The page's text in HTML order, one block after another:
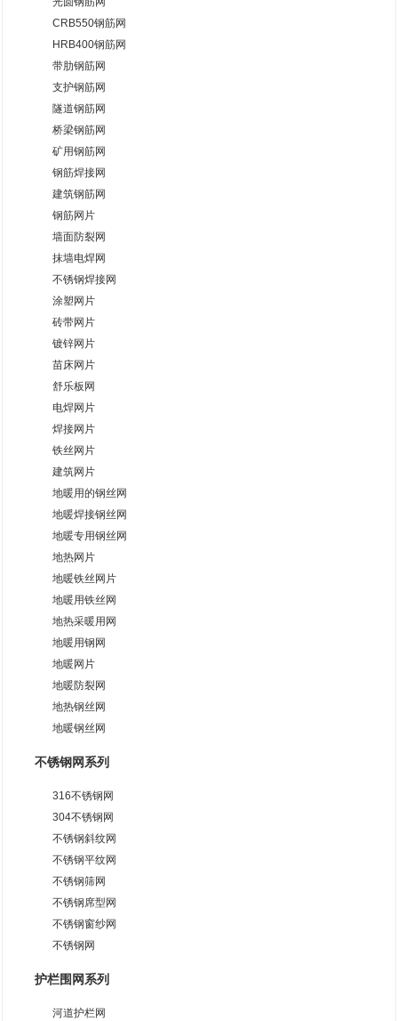
CRB550钢筋网
HRB400钢筋网
带肋钢筋网
支护钢筋网
隧道钢筋网
桥梁钢筋网
矿用钢筋网
钢筋焊接网
建筑钢筋网
钢筋网片
墙面防裂网
抹墙电焊网
不锈钢焊接网
涂塑网片
砖带网片
镀锌网片
苗床网片
舒乐板网
电焊网片
焊接网片
铁丝网片
建筑网片
地暖用的钢丝网
地暖焊接钢丝网
地暖专用钢丝网
地热网片
地暖铁丝网片
地暖用铁丝网
地热采暖用网
地暖用钢网
地暖网片
地暖防裂网
地热钢丝网
地暖钢丝网
不锈钢网系列
316不锈钢网
304不锈钢网
不锈钢斜纹网
不锈钢平纹网
不锈钢筛网
不锈钢席型网
不锈钢窗纱网
不锈钢网
护栏围网系列
河道护栏网